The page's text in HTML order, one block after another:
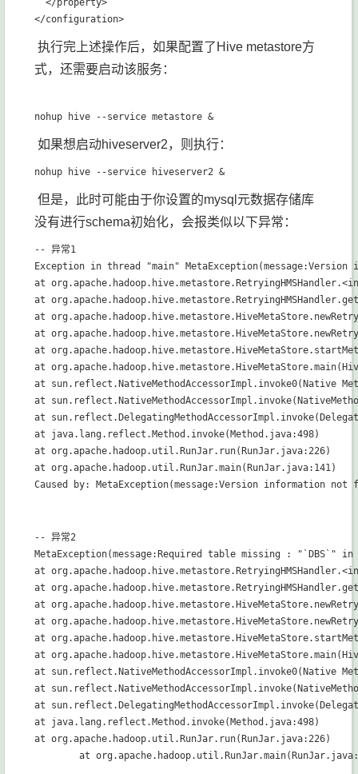
  </property>
执行完上述操作后，如果配置了Hive metastore方
式，还需要启动该服务：
如果想启动hiveserver2，则执行：
但是，此时可能由于你设置的mysql元数据存储库
没有进行schema初始化，会报类似以下异常：
-- 异常1
Exception in thread "main"
at
at
at
at
at
at
at sun.reflect.NativeMethodAccessorImpl.invoke0(Native
at
at
at java.lang.reflect.Method.invoke(Method.java:498)
at org.apache.hadoop.util.RunJar.run(RunJar.java:226)
at org.apache.hadoop.util.RunJar.main(RunJar.java:141)
-- 异常2
MetaException(message:Required table missing :
at
at
at
at
at
at
at sun.reflect.NativeMethodAccessorImpl.invoke0(Native
at
at
at java.lang.reflect.Method.invoke(Method.java:498)
at org.apache.hadoop.util.RunJar.run(RunJar.java:226)